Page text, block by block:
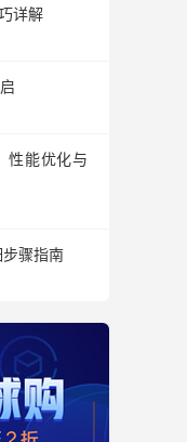
详解
性能优化与
骤指南